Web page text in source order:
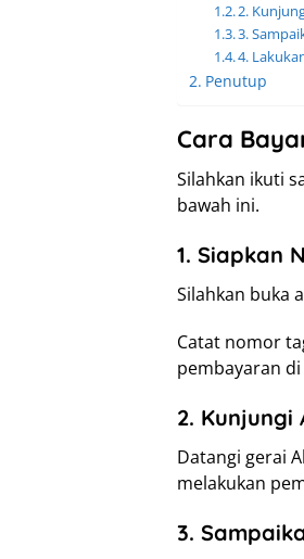
2.
3.
4.
Penutup
Cara
Silahkan ikuti
bawah ini.
1. Siapkan
Silahkan buka
Catat nomor
pembayaran
2.
Datangi gerai
melakukan
3.